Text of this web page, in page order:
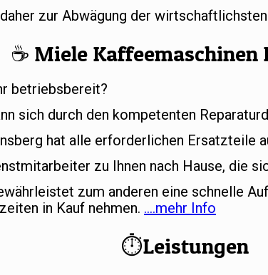
zur Abwägung der
☕️ Miele Kaffeemaschinen
betriebsbereit?
sich durch den kompetenten
hat alle erforderlichen Ersatzteile
zu Ihnen nach Hause, die
zum anderen eine schnelle
in Kauf nehmen. ….mehr Info
⏱Leistungen